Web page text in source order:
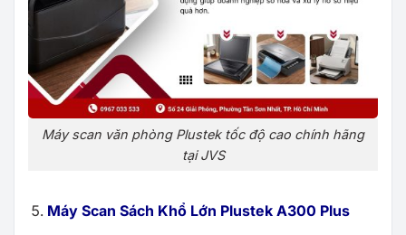
Máy scan văn phòng Plustek tốc độ cao chính hãng
tại JVS
Máy Scan Sách Khổ Lớn Plustek A300 Plus